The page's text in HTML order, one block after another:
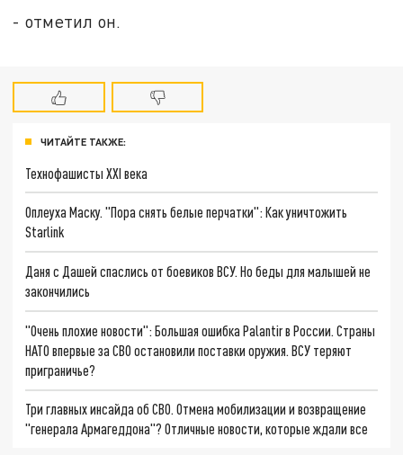
- отметил он.
ЧИТАЙТЕ ТАКЖЕ:
Технофашисты XXI века
Оплеуха Маску. "Пора снять белые перчатки": Как уничтожить
Starlink
Даня с Дашей спаслись от боевиков ВСУ. Но беды для малышей не
закончились
"Очень плохие новости": Большая ошибка Palantir в России. Страны
НАТО впервые за СВО остановили поставки оружия. ВСУ теряют
приграничье?
Три главных инсайда об СВО. Отмена мобилизации и возвращение
"генерала Армагеддона"? Отличные новости, которые ждали все